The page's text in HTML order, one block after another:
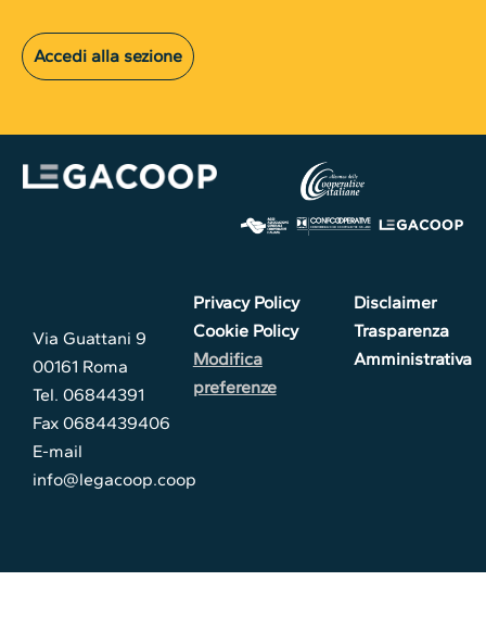
Accedi alla sezione
Via Guattani 9
00161 Roma
Tel. 06844391
Fax 0684439406
E-mail
info@legacoop.coop
Privacy Policy
Cookie Policy
Modifica
preferenze
Disclaimer
Trasparenza
Amministrativa